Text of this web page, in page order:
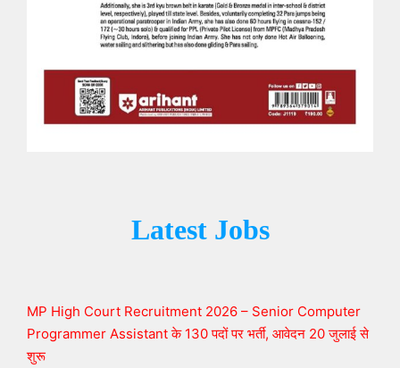
Latest Jobs
MP High Court Recruitment 2026 – Senior Computer
Programmer Assistant के 130 पदों पर भर्ती, आवेदन 20 जुलाई से
शुरू